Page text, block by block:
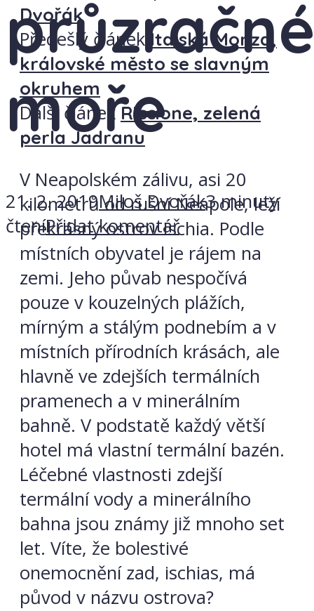
moře
21. 2. 2019Miloš Dvořák3 minuty
čteníPřidat komentář
Dvořák
Předešlý článek Italská Monza,
královské město se slavným
okruhem
Další článek Riccione, zelená
perla Jadranu
V Neapolském zálivu, asi 20
kilometrů od rušní Neapole, leží
překrásný ostrov Ischia. Podle
místních obyvatel je rájem na
zemi. Jeho půvab nespočívá
pouze v kouzelných plážích,
mírným a stálým podnebím a v
místních přírodních krásách, ale
hlavně ve zdejších termálních
pramenech a v minerálním
bahně. V podstatě každý větší
hotel má vlastní termální bazén.
Léčebné vlastnosti zdejší
termální vody a minerálního
bahna jsou známy již mnoho set
let. Víte, že bolestivé
onemocnění zad, ischias, má
původ v názvu ostrova?